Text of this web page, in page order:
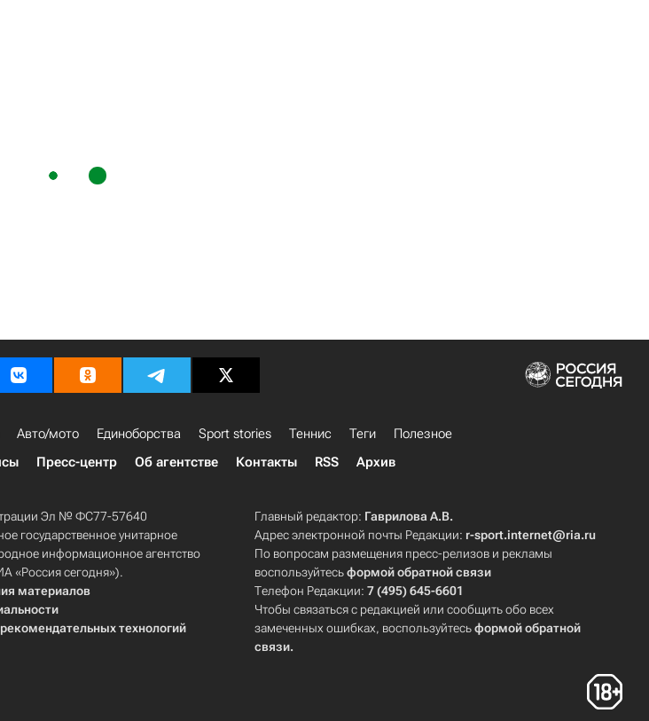
Авто/мото Единоборства Sport stories Теннис Теги
Полезное
Пресс-центр Об агентстве Контакты RSS Архив
Эл № ФС77-57640
государственное унитарное
информационное агентство
«Россия сегодня»).
материалов
технологий
Главный редактор: Гаврилова А.В.
Адрес электронной почты Редакции: r-sport.internet@ria.ru
По вопросам размещения пресс-релизов и рекламы
воспользуйтесьформой обратной связи
Телефон Редакции:7 (495) 645-6601
Чтобы связаться с редакцией или сообщить обо всех
замеченных ошибках, воспользуйтесьформой обратной
связи.